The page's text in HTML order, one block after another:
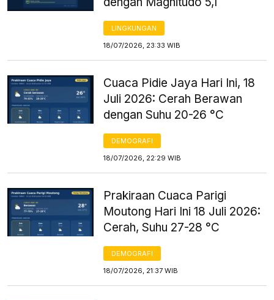
LINGKUNGAN
18/07/2026, 23:33 WIB
Cuaca Pidie Jaya Hari Ini, 18
Juli 2026: Cerah Berawan
dengan Suhu 20-26 °C
DEMOGRAFI
18/07/2026, 22:29 WIB
Prakiraan Cuaca Parigi
Moutong Hari Ini 18 Juli 2026:
Cerah, Suhu 27-28 °C
DEMOGRAFI
18/07/2026, 21:37 WIB